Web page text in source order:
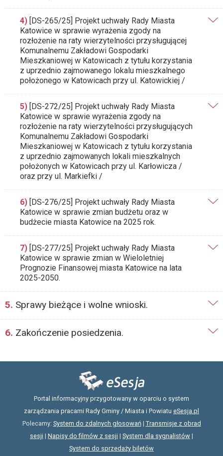
4) [DS-265/25] Projekt uchwały Rady Miasta
Katowice w sprawie wyrażenia zgody na
rozłożenie na raty wierzytelności przysługującej
Komunalnemu Zakładowi Gospodarki
Mieszkaniowej w Katowicach z tytułu korzystania
z uprzednio zajmowanego lokalu mieszkalnego
położonego w Katowicach przy ul. Katowickiej /
5) [DS-272/25] Projekt uchwały Rady Miasta
Katowice w sprawie wyrażenia zgody na
rozłożenie na raty wierzytelności przysługujących
Komunalnemu Zakładowi Gospodarki
Mieszkaniowej w Katowicach z tytułu korzystania
z uprzednio zajmowanych lokali mieszkalnych
położonych w Katowicach przy ul. Karłowicza /
oraz przy ul. Markiefki /
6) [DS-276/25] Projekt uchwały Rady Miasta
Katowice w sprawie zmian budżetu oraz w
budżecie miasta Katowice na 2025 rok.
7) [DS-277/25] Projekt uchwały Rady Miasta
Katowice w sprawie zmian w Wieloletniej
Prognozie Finansowej miasta Katowice na lata
2025-2050.
5. Sprawy bieżące i wolne wnioski.
6. Zakończenie posiedzenia.
Portal informacyjny przygotowany w oparciu o system
zarządzania pracami Rady Gminy / Miasta i Powiatu eSesja.pl
Polecamy: System do zdalnych głosowań| Transmisje z obrad
sesji | Napisy do filmów z sesji | System dla sygnalistów |
System do sprzedaży biletów